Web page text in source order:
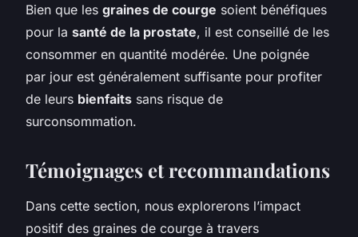
Bien que les graines de courge soient bénéfiques
pour la santé de la prostate, il est conseillé de les
consommer en quantité modérée. Une poignée
par jour est généralement suffisante pour profiter
de leurs bienfaits sans risque de
surconsommation.
Témoignages et recommandations
Dans cette section, nous explorerons l’impact
positif des graines de courge à travers